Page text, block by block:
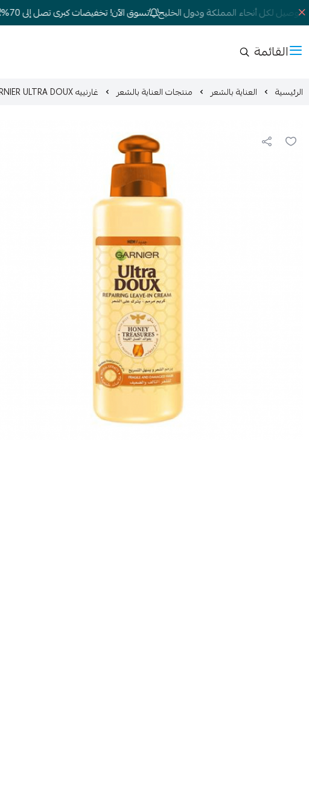
لكل أنحاء المملكة ودول الخليج تسوق الآن! تخفيضات كبرى تصل إلى 70%
القائمة
الرئيسية العناية بالشعر منتجات العناية بالشعر غارنييه GARNIER ULTRA DOUX كريم مرمم بالعسل يترك على الشعر 200 مل